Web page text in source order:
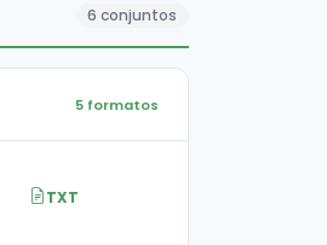
6 conjuntos
5 formatos
TXT